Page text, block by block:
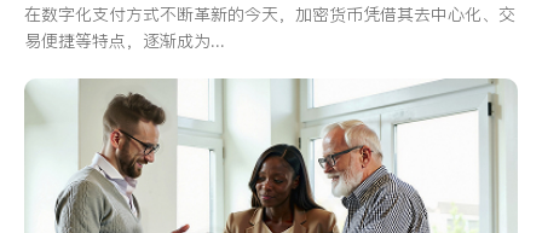
在数字化支付方式不断革新的今天，加密货币凭借其去中心化、交
易便捷等特点，逐渐成为...